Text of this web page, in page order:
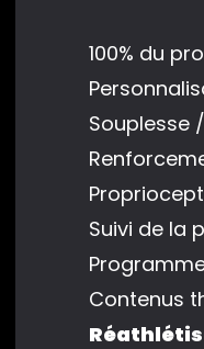
100% du
Souplesse
Suivi de la
Contenus